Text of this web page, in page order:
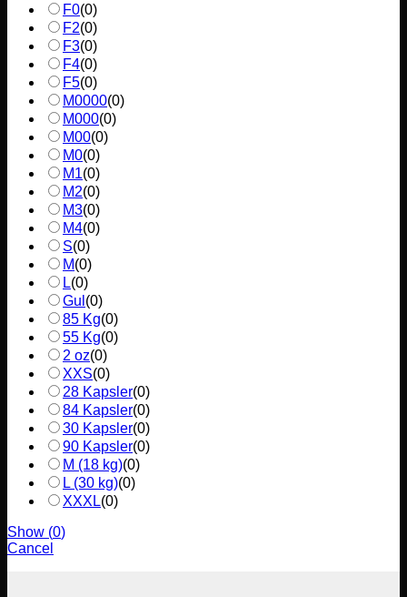
F0(0)
F2(0)
F3(0)
F4(0)
F5(0)
M0000(0)
M000(0)
M00(0)
M0(0)
M1(0)
M2(0)
M3(0)
M4(0)
S(0)
M(0)
L(0)
Gul (0)
85 Kg(0)
55 Kg(0)
2 oz(0)
XXS(0)
28 Kapsler(0)
84 Kapsler(0)
30 Kapsler(0)
90 Kapsler(0)
M (18 kg)(0)
L (30 kg)(0)
XXXL(0)
Show (0)
Cancel